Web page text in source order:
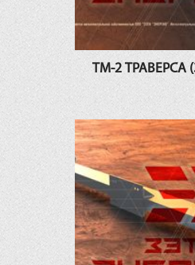
ТМ-2 ТРАВЕРСА